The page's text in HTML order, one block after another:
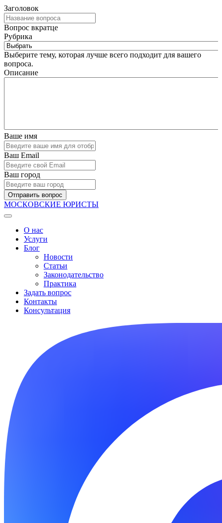
Заголовок
Вопрос вкратце
Рубрика
Выберите тему, которая лучше всего подходит для вашего
вопроса.
Описание
Ваше имя
Ваш Email
Ваш город
Отправить вопрос
МОСКОВСКИЕ ЮРИСТЫ
О нас
Услуги
Блог
Новости
Статьи
Законодательство
Практика
Задать вопрос
Контакты
Консультация